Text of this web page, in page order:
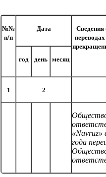
№№
п/п
Дата
Сведения
год день месяц
1 2
«Navruz»
года